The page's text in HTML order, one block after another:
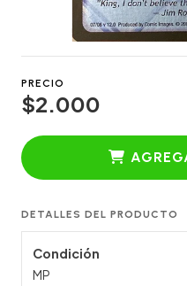
PRECIO
$2.000
DETALLES DEL PRODUCTO
Condición
MP